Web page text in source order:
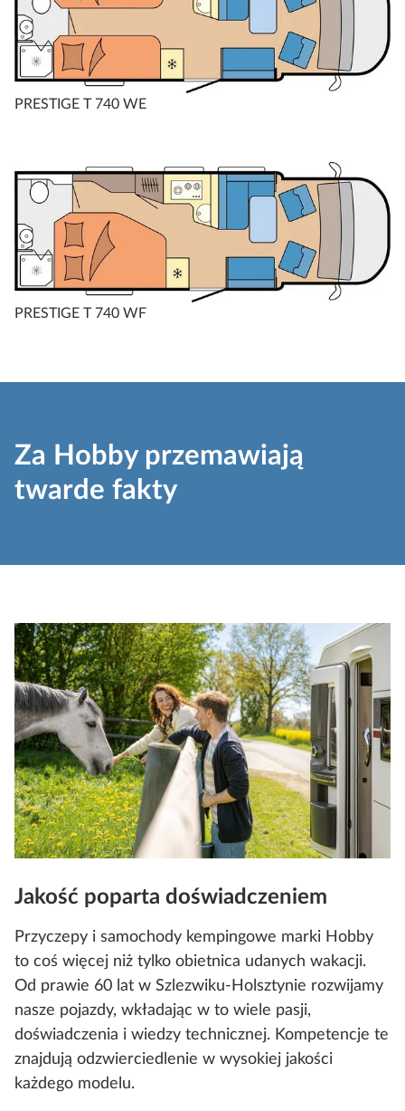
PRESTIGE T 740 WE
PRESTIGE T 740 WF
Za Hobby przemawiają
twarde fakty
Jakość poparta doświadczeniem
Przyczepy i samochody kempingowe marki Hobby
to coś więcej niż tylko obietnica udanych wakacji.
Od prawie 60 lat w Szlezwiku-Holsztynie rozwijamy
nasze pojazdy, wkładając w to wiele pasji,
doświadczenia i wiedzy technicznej. Kompetencje te
znajdują odzwierciedlenie w wysokiej jakości
każdego modelu.